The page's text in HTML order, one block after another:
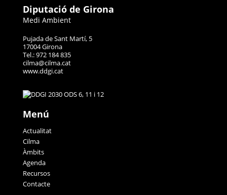
Diputació de Girona
Medi Ambient
Pujada de Sant Martí, 5
17004 Girona
Tel.: 972 184 835
cilma@cilma.cat
www.ddgi.cat
Menú
Actualitat
Cilma
Àmbits
Agenda
Recursos
Contacte